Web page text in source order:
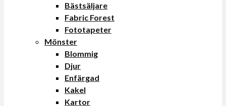
Bästsäljare
Fabric Forest
Fototapeter
Mönster
Blommig
Djur
Enfärgad
Kakel
Kartor